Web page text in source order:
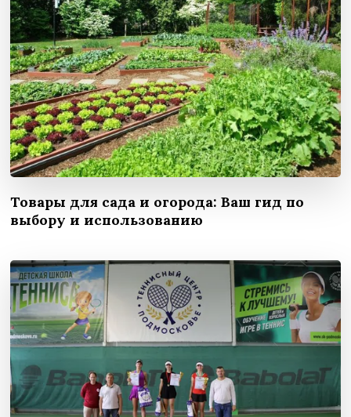
Товары для сада и огорода: Ваш гид по
выбору и использованию